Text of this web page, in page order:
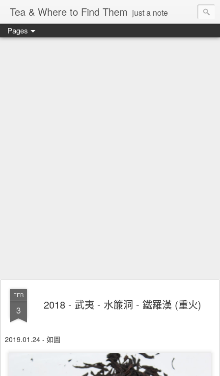
Tea & Where to Find Them just a note
Pages
FEB
3 2018 - 武夷 - 水簾洞 - 鐵羅漢 (重火)
2019.01.24 - 如圖